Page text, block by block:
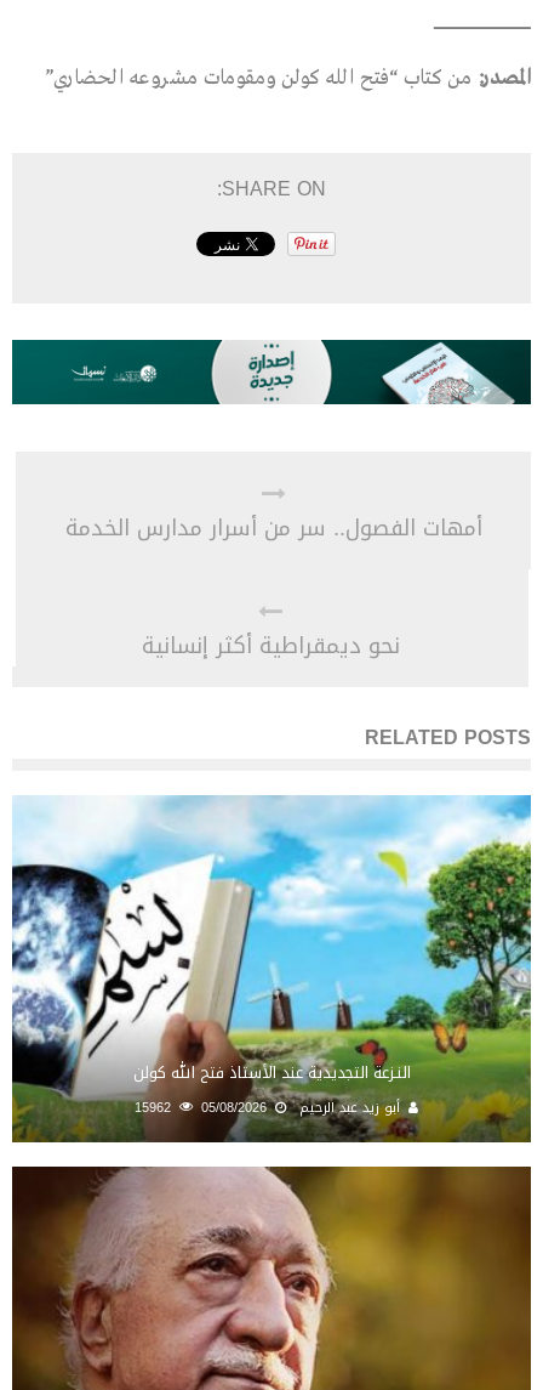
ــــــــــــــــــــــــــــــــــــــــــــــــــــــــــــــــــــــــــــــــ
المصدر: من كتاب “فتح الله كولن ومقومات مشروعه الحضاري”
SHARE ON:
أمهات الفصول.. سر من أسرار مدارس الخدمة
نحو ديمقراطية أكثر إنسانية
RELATED POSTS
النـزعة التجديدية عند الأستاذ فتح الله كولن
أبو زيد عبد الرحيم 05/08/2026
15962